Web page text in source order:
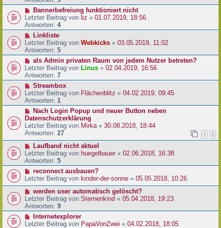
Bannerbefreiung funktioniert nicht
Letzter Beitrag von liz « 01.07.2019, 18:56
Antworten: 4
Linkliste
Letzter Beitrag von Webkicks « 03.05.2019, 11:02
Antworten: 5
als Admin privaten Raum von jedem Nutzer betreten?
Letzter Beitrag von Linus « 02.04.2019, 16:56
Antworten: 7
Streambox
Letzter Beitrag von Flächenblitz « 04.02.2019, 09:45
Antworten: 1
Nach Login Popup und neuer Button neben
Datenschutzerklärung
Letzter Beitrag von Mirka « 30.08.2018, 18:44
Antworten: 27 1 2
Laufband nicht aktuel
Letzter Beitrag von huegelbauer « 02.06.2018, 16:38
Antworten: 5
reconnect ausbauen?
Letzter Beitrag von kinder-der-sonne « 05.05.2018, 10:26
werden user automatisch gelöscht?
Letzter Beitrag von Sternenkind « 05.04.2018, 19:23
Antworten: 9
Internetexplorer
Letzter Beitrag von PapaVonZwei « 04.02.2018, 18:05